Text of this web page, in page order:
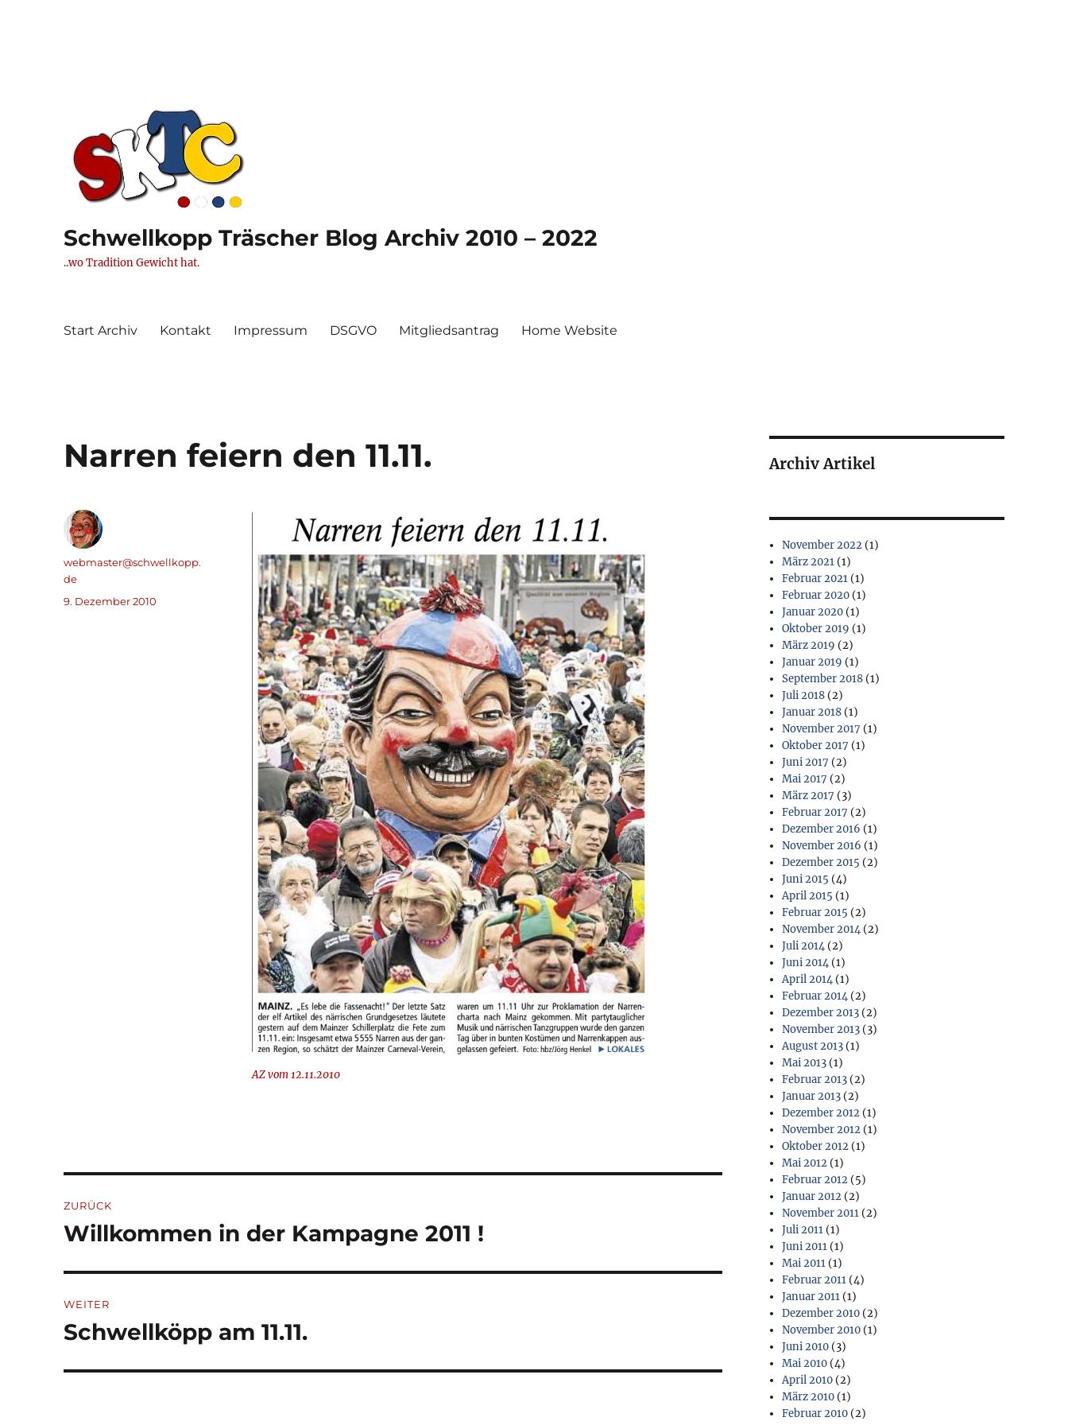
Schwellkopp Träscher Blog Archiv 2010 – 2022
..wo Tradition Gewicht hat.
Start Archiv Kontakt Impressum DSGVO Mitgliedsantrag Home Website
Narren feiern den 11.11.
AZ vom 12.11.2010
Autor
webmaster@schwellkopp.
de
Veröffentlicht
9. Dezember 2010
ZURÜCK
Vorheriger
Willkommen in der Kampagne 2011 !
WEITER
Nächster
Schwellköpp am 11.11.
Archiv Artikel
November 2022 (1)
März 2021 (1)
Februar 2021 (1)
Februar 2020 (1)
Januar 2020 (1)
Oktober 2019 (1)
März 2019 (2)
Januar 2019 (1)
September 2018 (1)
Juli 2018 (2)
Januar 2018 (1)
November 2017 (1)
Oktober 2017 (1)
Juni 2017 (2)
Mai 2017 (2)
März 2017 (3)
Februar 2017 (2)
Dezember 2016 (1)
November 2016 (1)
Dezember 2015 (2)
Juni 2015 (4)
April 2015 (1)
Februar 2015 (2)
November 2014 (2)
Juli 2014 (2)
Juni 2014 (1)
April 2014 (1)
Februar 2014 (2)
Dezember 2013 (2)
November 2013 (3)
August 2013 (1)
Mai 2013 (1)
Februar 2013 (2)
Januar 2013 (2)
Dezember 2012 (1)
November 2012 (1)
Oktober 2012 (1)
Mai 2012 (1)
Februar 2012 (5)
Januar 2012 (2)
November 2011 (2)
Juli 2011 (1)
Juni 2011 (1)
Mai 2011 (1)
Februar 2011 (4)
Januar 2011 (1)
Dezember 2010 (2)
November 2010 (1)
Juni 2010 (3)
Mai 2010 (4)
April 2010 (2)
März 2010 (1)
Februar 2010 (2)